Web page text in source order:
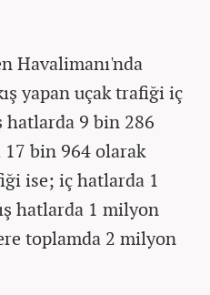
Havalimanı'nda
yapan uçak trafiği iç
hatlarda 9 bin 286
bin 964 olarak
ise; iç hatlarda 1
hatlarda 1 milyon
toplamda 2 milyon